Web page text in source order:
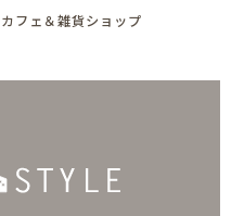
カフェ＆雑貨ショップ